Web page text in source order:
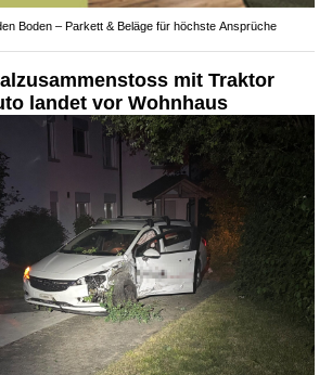
Boden – Parkett & Beläge für höchste Ansprüche
mit Traktor
landet vor Wohnhaus